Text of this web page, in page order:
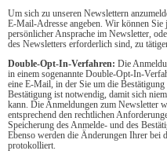
Um sich zu unseren Newslettern
E-Mail-Adresse angeben. Wir können Sie
persönlicher Ansprache im Newsletter,
des Newsletters erforderlich sind, zu
Double-Opt-In-Verfahren: Die
in einem sogenannte Double-Opt-In-
eine E-Mail, in der Sie um die
Bestätigung ist notwendig, damit sich
kann. Die Anmeldungen zum Newsletter
entsprechend den rechtlichen
Speicherung des Anmelde- und des
Ebenso werden die Änderungen Ihrer bei
protokolliert.